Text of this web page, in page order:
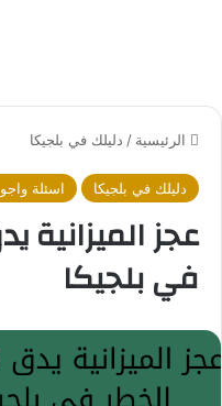
الرئيسية / دليلك في بلجيكا
دليلك في بلجيكا اسئلة
عجز
في بلجيكا